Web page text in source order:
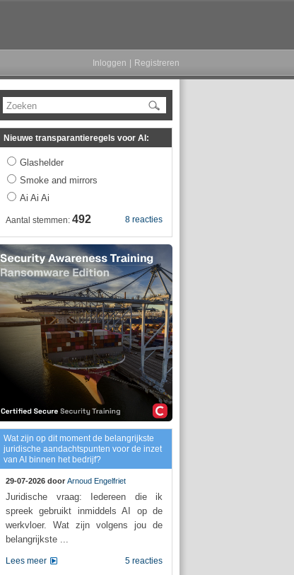
Inloggen Registreren
Zoeken
Nieuwe transparantieregels voor AI:
Glashelder
Smoke and mirrors
Ai Ai Ai
8 reacties
Aantal stemmen: 492
Wat zijn op dit moment de belangrijkste
juridische aandachtspunten voor de inzet
van AI binnen het bedrijf?
29-07-2026 door Arnoud Engelfriet
Juridische vraag: Iedereen die ik
spreek gebruikt inmiddels AI op de
werkvloer. Wat zijn volgens jou de
belangrijkste ...
5 reacties
Lees meer